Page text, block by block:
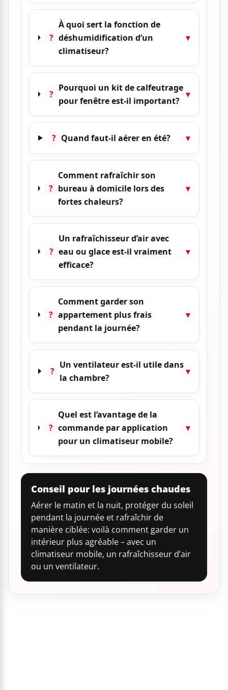
?
À quoi sert la fonction de
déshumidification d’un
climatiseur?
▾
?
Pourquoi un kit de calfeutrage
pour fenêtre est-il important?
▾
? Quand faut-il aérer en été? ▾
?
Comment rafraîchir son
bureau à domicile lors des
fortes chaleurs?
▾
?
Un rafraîchisseur d’air avec
eau ou glace est-il vraiment
efficace?
▾
?
Comment garder son
appartement plus frais
pendant la journée?
▾
?
Un ventilateur est-il utile dans
la chambre?
▾
?
Quel est l’avantage de la
commande par application
pour un climatiseur mobile?
▾
Conseil pour les journées chaudes
Aérer le matin et la nuit, protéger du soleil
pendant la journée et rafraîchir de
manière ciblée: voilà comment garder un
intérieur plus agréable – avec un
climatiseur mobile, un rafraîchisseur d’air
ou un ventilateur.